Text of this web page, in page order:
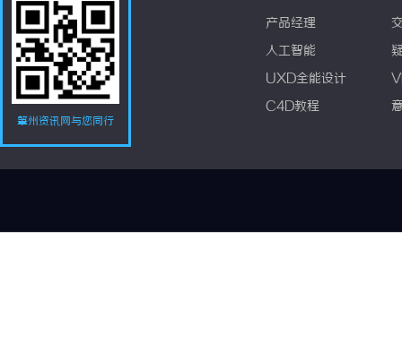
肇州资讯网与您同行
产品经理
人工智能
UXD全能设计
C4D教程